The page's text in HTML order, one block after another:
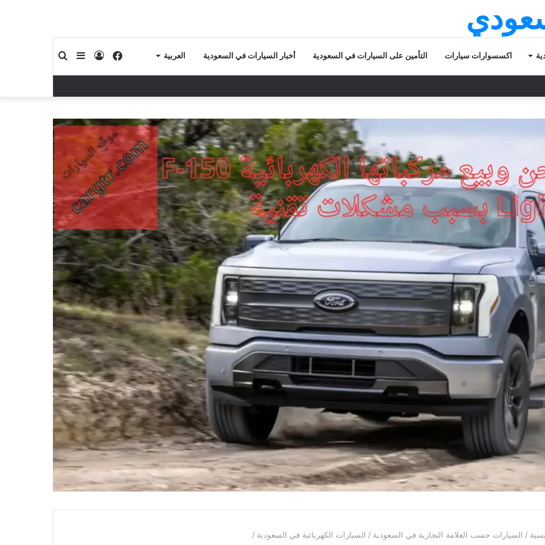
اكسسوارات سيارات التأمين على السيارات في السعودية أخبار السيارات في السعودية العربية إضافة
جانبي
تسجيلفيسبوك
/ السيارات حسب العلامة التجارية في السعودية / السيارات الكهربائية في السعودية /